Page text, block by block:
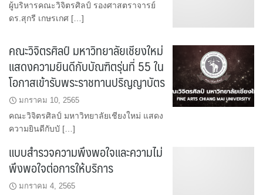
ผู้บริหารคณะวิจิตรศิลป์ รองศาสตราจารย์
ดร.สุกรี เกษรเกศ […]
คณะวิจิตรศิลป์​ มหาวิทยาลัยเชียงใหม่
แสดงความยินดีกับบัณฑิตรุ่นที่ 55 ใน
โอกาสเข้ารับพระราชทานปริญญาบัตร
มกราคม 10, 2565
คณะวิจิตรศิลป์​ มหาวิทยาลัยเชียงใหม่ แสดง
ความยินดีกับบั […]
แบบสำรวจความพึงพอใจและความไม่
พึงพอใจต่อการให้บริการ
มกราคม 4, 2565